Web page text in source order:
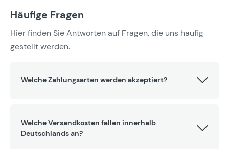
Häufige Fragen
Hier finden Sie Antworten auf Fragen, die uns häufig
gestellt werden.
Welche Zahlungsarten werden akzeptiert?
Welche Versandkosten fallen innerhalb
Deutschlands an?